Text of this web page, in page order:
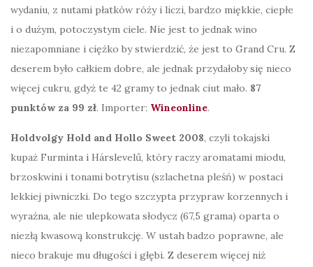
wydaniu, z nutami płatków róży i liczi, bardzo miękkie, ciepłe
i o dużym, potoczystym ciele. Nie jest to jednak wino
niezapomniane i ciężko by stwierdzić, że jest to Grand Cru. Z
deserem było całkiem dobre, ale jednak przydałoby się nieco
więcej cukru, gdyż te 42 gramy to jednak ciut mało. 87
punktów za 99 zł. Importer: Wineonline.
Holdvolgy Hold and Hollo Sweet 2008, czyli tokajski
kupaż Furminta i Hárslevelű, który raczy aromatami miodu,
brzoskwini i tonami botrytisu (szlachetna pleśń) w postaci
lekkiej piwniczki. Do tego szczypta przypraw korzennych i
wyraźna, ale nie ulepkowata słodycz (67,5 grama) oparta o
niezłą kwasową konstrukcję. W ustah badzo poprawne, ale
nieco brakuje mu długości i głębi. Z deserem więcej niż